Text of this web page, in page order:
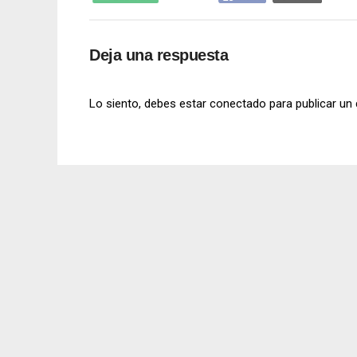
Deja una respuesta
Lo siento, debes estar conectado para publicar un